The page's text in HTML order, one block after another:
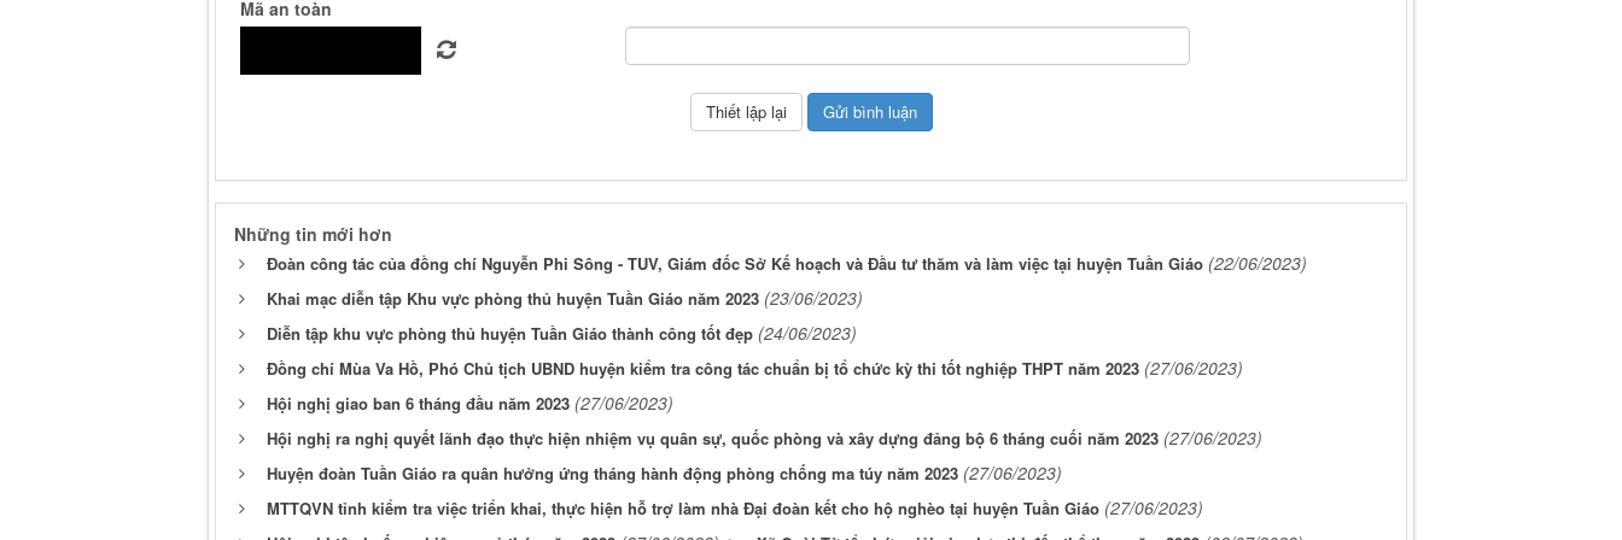
Mã an toàn
Những tin mới hơn
Đoàn công tác của đồng chí Nguyễn Phi Sông - TUV, Giám đốc Sở Kế hoạch và Đầu tư thăm và làm việc tại huyện Tuần Giáo (22/06/2023)
Khai mạc diễn tập Khu vực phòng thủ huyện Tuần Giáo năm 2023 (23/06/2023)
Diễn tập khu vực phòng thủ huyện Tuần Giáo thành công tốt đẹp (24/06/2023)
Đồng chí Mùa Va Hồ, Phó Chủ tịch UBND huyện kiểm tra công tác chuẩn bị tổ chức kỳ thi tốt nghiệp THPT năm 2023 (27/06/2023)
Hội nghị giao ban 6 tháng đầu năm 2023 (27/06/2023)
Hội nghị ra nghị quyết lãnh đạo thực hiện nhiệm vụ quân sự, quốc phòng và xây dựng đảng bộ 6 tháng cuối năm 2023 (27/06/2023)
Huyện đoàn Tuần Giáo ra quân hưởng ứng tháng hành động phòng chống ma túy năm 2023 (27/06/2023)
MTTQVN tỉnh kiểm tra việc triển khai, thực hiện hỗ trợ làm nhà Đại đoàn kết cho hộ nghèo tại huyện Tuần Giáo (27/06/2023)